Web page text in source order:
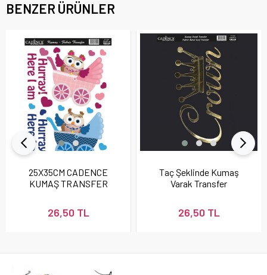
BENZER ÜRÜNLER
25X35CM CADENCE
KUMAŞ TRANSFER
26,50 TL
Taç Şeklinde Kumaş
Varak Transfer
26,50 TL